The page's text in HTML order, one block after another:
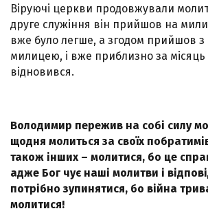
Віруючі церкви продовжували
друге служіння він прийшов на
вже було легше, а згодом прийшов з
милицею, і вже приблизно за
відновився.
Володимир пережив на собі силу
щодня молиться за своїх
також інших – молитися, бо це
адже Бог чує наші молитви і
потрібно зупинятися, бо війна
молитися!